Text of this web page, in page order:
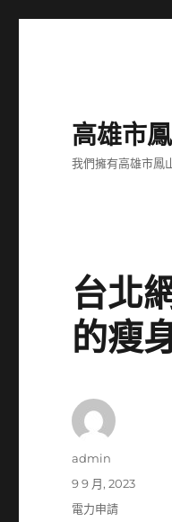
高雄市
我們擁有高雄市鳳
台北
的瘦
作
admin
發
佈
9 9 月, 2023
分
電力申請